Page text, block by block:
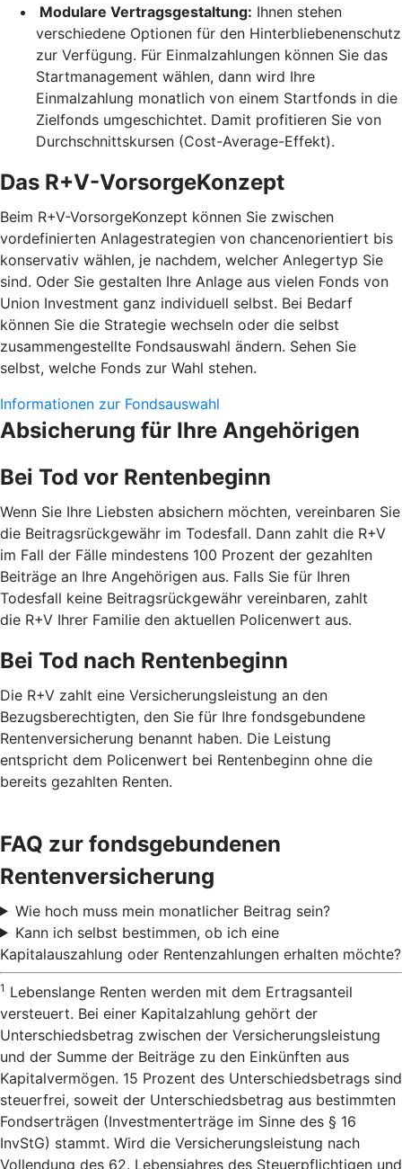
Modulare Vertragsgestaltung: Ihnen stehen
verschiedene Optionen für den Hinterbliebenenschutz
zur Verfügung. Für Einmalzahlungen können Sie das
Startmanagement wählen, dann wird Ihre
Einmalzahlung monatlich von einem Startfonds in die
Zielfonds umgeschichtet. Damit profitieren Sie von
Durchschnittskursen (Cost-Average-Effekt).
Das R+V-VorsorgeKonzept
Beim R+V-VorsorgeKonzept können Sie zwischen
vordefinierten Anlagestrategien von chancenorientiert bis
konservativ wählen, je nachdem, welcher Anlegertyp Sie
sind. Oder Sie gestalten Ihre Anlage aus vielen Fonds von
Union Investment ganz individuell selbst. Bei Bedarf
können Sie die Strategie wechseln oder die selbst
zusammengestellte Fondsauswahl ändern. Sehen Sie
selbst, welche Fonds zur Wahl stehen.
Informationen zur Fondsauswahl
Absicherung für Ihre Angehörigen
Bei Tod vor Rentenbeginn
Wenn Sie Ihre Liebsten absichern möchten, vereinbaren Sie
die Beitragsrückgewähr im Todesfall. Dann zahlt die R+V
im Fall der Fälle mindestens 100 Prozent der gezahlten
Beiträge an Ihre Angehörigen aus. Falls Sie für Ihren
Todesfall keine Beitragsrückgewähr vereinbaren, zahlt
die R+V Ihrer Familie den aktuellen Policenwert aus.
Bei Tod nach Rentenbeginn
Die R+V zahlt eine Versicherungsleistung an den
Bezugsberechtigten, den Sie für Ihre fondsgebundene
Rentenversicherung benannt haben. Die Leistung
entspricht dem Policenwert bei Rentenbeginn ohne die
bereits gezahlten Renten.
FAQ zur fondsgebundenen
Rentenversicherung
Wie hoch muss mein monatlicher Beitrag sein?
Kann ich selbst bestimmen, ob ich eine
Kapitalauszahlung oder Rentenzahlungen erhalten möchte?
1 Lebenslange Renten werden mit dem Ertragsanteil
versteuert. Bei einer Kapitalzahlung gehört der
Unterschiedsbetrag zwischen der Versicherungsleistung
und der Summe der Beiträge zu den Einkünften aus
Kapitalvermögen. 15 Prozent des Unterschiedsbetrags sind
steuerfrei, soweit der Unterschiedsbetrag aus bestimmten
Fondserträgen (Investmenterträge im Sinne des § 16
InvStG) stammt. Wird die Versicherungsleistung nach
Vollendung des 62. Lebensjahres des Steuerpflichtigen und